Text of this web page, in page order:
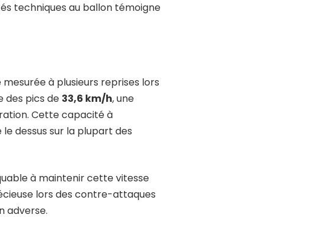
techniques au ballon témoigne
mesurée à plusieurs reprises lors
des pics de 33,6 km/h, une
Cette capacité à
dessus sur la plupart des
à maintenir cette vitesse
lors des contre-attaques
adverse.